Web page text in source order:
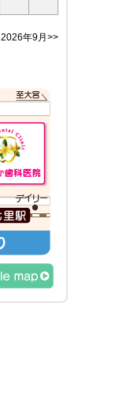
2026年9月>>